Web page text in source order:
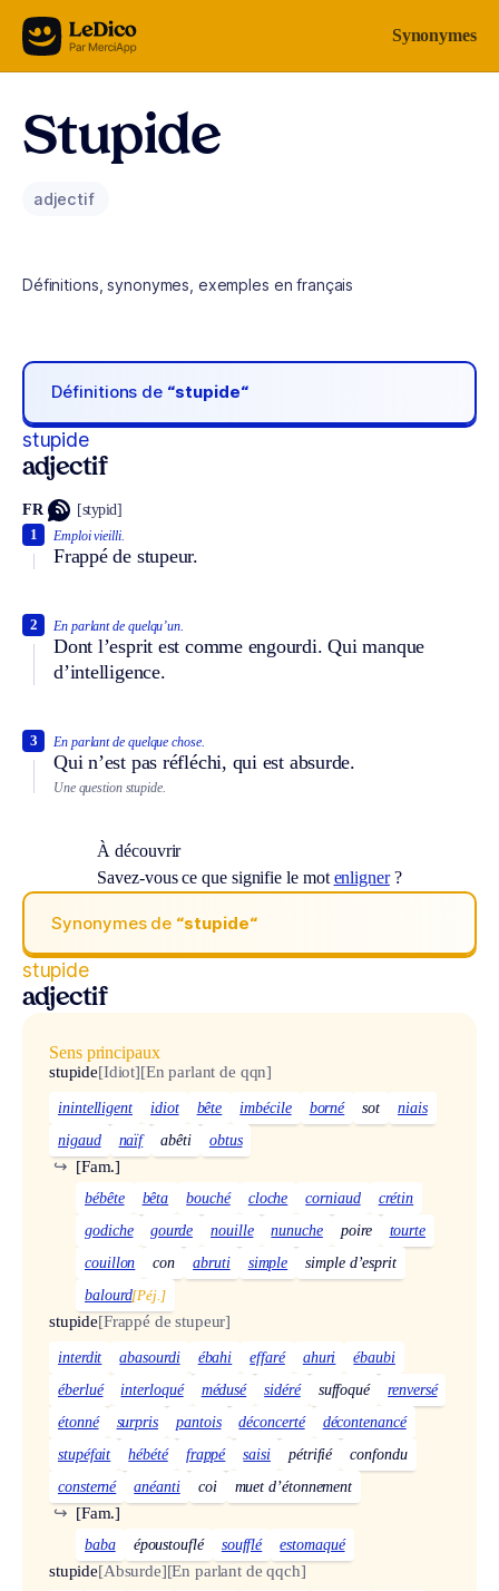
Aller au contenu Synonymes
Stupide
adjectif
Définitions, synonymes, exemples en français
Définitions de “stupide“
stupide
adjectif
FR [stypid]
Emploi vieilli.
Frappé de stupeur.
1
En parlant de quelqu’un.
Dont l’esprit est comme engourdi. Qui manque
d’intelligence.
2
En parlant de quelque chose.
Qui n’est pas réfléchi, qui est absurde.
3
Une question stupide.
À découvrir
Savez-vous ce que signifie le mot enligner?
Synonymes de “stupide“
stupide
adjectif
Sens principaux
stupide[Idiot][En parlant de qqn]
inintelligent idiot bête imbécile borné sot
niais
nigaud
naïf abêti obtus
[Fam.]
↪
bébête bêta bouché cloche corniaud
crétin
godiche
gourde nouille nunuche poire
tourte
couillon
con abruti simple
simple d’esprit
balourd[Péj.]
stupide[Frappé de stupeur]
interdit abasourdi ébahi effaré ahuri
ébaubi
éberlué
interloqué médusé sidéré suffoqué
renversé
étonné
surpris pantois déconcerté
décontenancé
stupéfait
hébété frappé saisi pétrifié
confondu
consterné
anéanti coi muet d’étonnement
[Fam.]
↪
baba époustouflé soufflé estomaqué
stupide[Absurde][En parlant de qqch]